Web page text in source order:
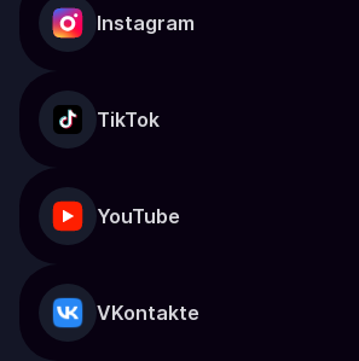
Instagram
TikTok
YouTube
VKontakte